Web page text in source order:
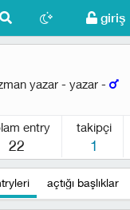
giriş
yazar - yazar -
entry
22
takipçi
1
açtığı başlıklar